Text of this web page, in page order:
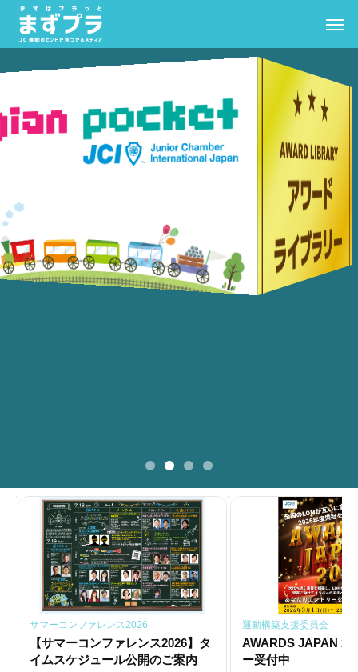
サマーコンファレンス2026
【サマーコンファレンス2026】タ
イムスケジュール公開のご案内
運動構築支援委員会
AWARDS JAPAN
ー受付中